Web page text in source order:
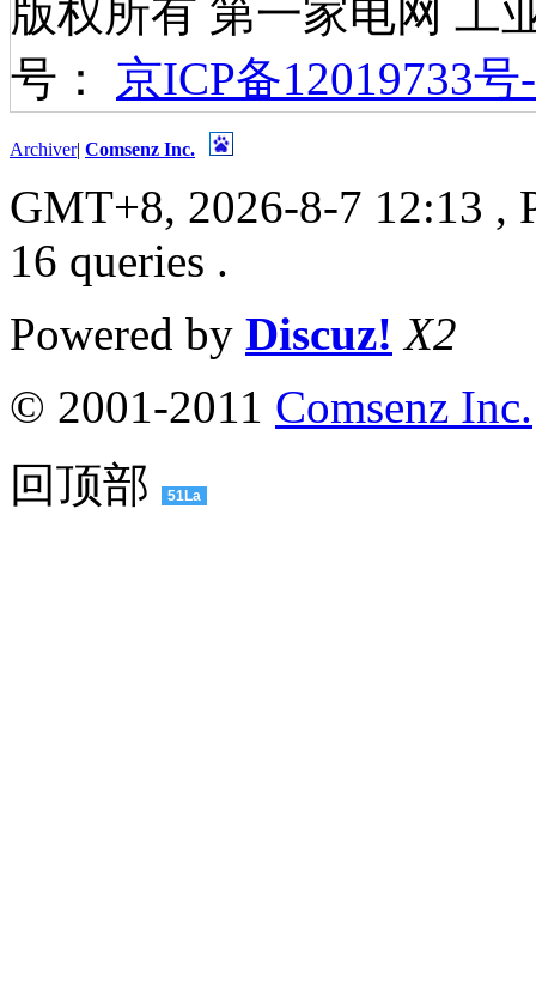
版权所有 第一家电网 工
号： 京ICP备12019733号
Archiver| Comsenz Inc.
GMT+8, 2026-8-7 12:13 ,
16 queries .
Powered by Discuz! X2
© 2001-2011 Comsenz Inc.
回顶部
51La